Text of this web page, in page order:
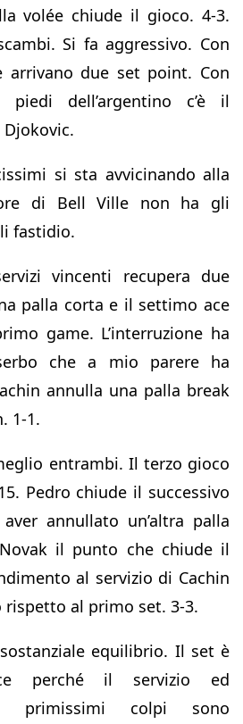
volée chiude il gioco. 4-3.
Si fa aggressivo. Con
due set point. Con
dell’argentino c’è il
Djokovic.
si sta avvicinando alla
di Bell Ville non ha gli
fastidio.
vincenti recupera due
palla corta e il settimo ace
game. L’interruzione ha
che a mio parere ha
annulla una palla break
1-1.
entrambi. Il terzo gioco
Pedro chiude il successivo
annullato un’altra palla
Novak il punto che chiude il
al servizio di Cachin
al primo set. 3-3.
equilibrio. Il set è
perché il servizio ed
i primissimi colpi sono